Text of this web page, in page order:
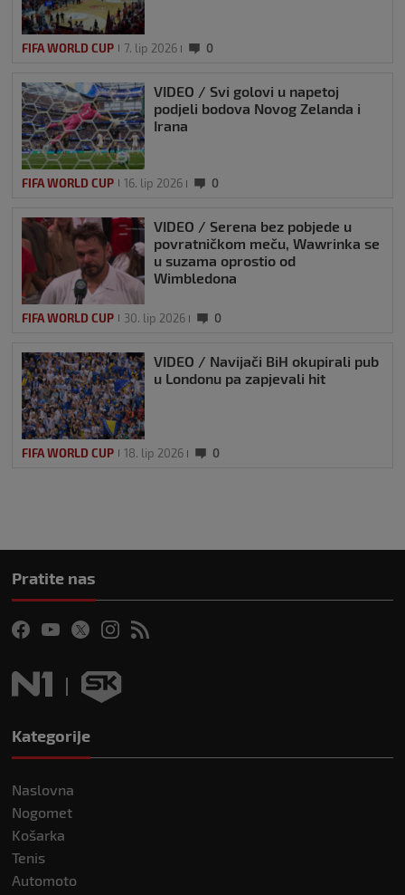
FIFA WORLD CUP 7. lip 2026 0
VIDEO / Svi golovi u napetoj
podjeli bodova Novog Zelanda i
Irana
FIFA WORLD CUP 16. lip 2026 0
VIDEO / Serena bez pobjede u
povratničkom meču, Wawrinka se
u suzama oprostio od
Wimbledona
FIFA WORLD CUP 30. lip 2026 0
VIDEO / Navijači BiH okupirali pub
u Londonu pa zapjevali hit
FIFA WORLD CUP 18. lip 2026 0
Pratite nas
Kategorije
Naslovna
Nogomet
Košarka
Tenis
Automoto